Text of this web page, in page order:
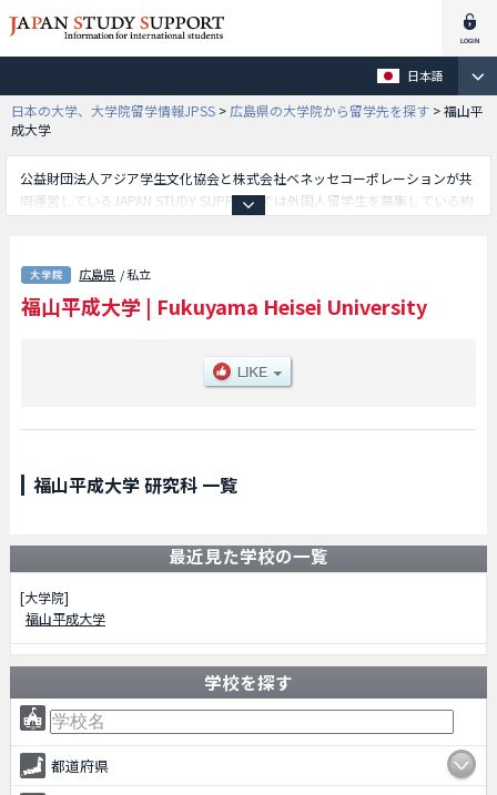
日本語
日本の大学、大学院留学情報JPSS > 広島県の大学院から留学先を探す >福山平
成大学
公益財団法人アジア学生文化協会と株式会社ベネッセコーポレーションが共
同運営しているJAPAN STUDY SUPPORTでは外国人留学生を募集している約
報や、募集定員や合格者数など入試情報、施設案内、アクセスなど外国人留
学生に必要な情報を掲載しているので是非ご利用ください。
広島県 / 私立
福山平成大学 | Fukuyama Heisei University
福山平成大学 研究科 一覧
最近見た学校の一覧
[大学院]
福山平成大学
学校を探す
都道府県